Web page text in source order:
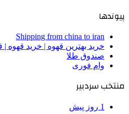
پیوندها
Shipping from china to iran
خرید بهترین قهوه | خرید قهوه |
صندوق طلا
وام فوری
منتخب سردبیر
1 روز پیش